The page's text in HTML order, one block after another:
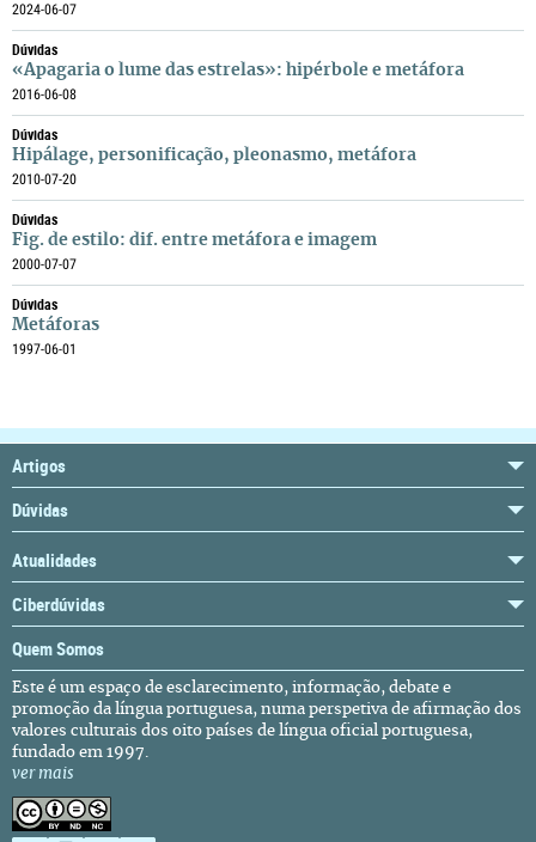
2024-06-07
Dúvidas
«Apagaria o lume das estrelas»: hipérbole e metáfora
2016-06-08
Dúvidas
Hipálage, personificação, pleonasmo, metáfora
2010-07-20
Dúvidas
Fig. de estilo: dif. entre metáfora e imagem
2000-07-07
Dúvidas
Metáforas
1997-06-01
Artigos
Dúvidas
Atualidades
Ciberdúvidas
Quem Somos
Este é um espaço de esclarecimento, informação, debate e
promoção da língua portuguesa, numa perspetiva de afirmação dos
valores culturais dos oito países de língua oficial portuguesa,
fundado em 1997.
ver mais